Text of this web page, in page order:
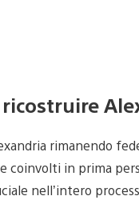
rimanendo
in prima
nell’intero